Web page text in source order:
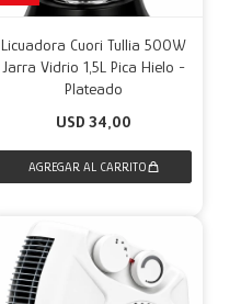
Licuadora Cuori Tullia 500W
Jarra Vidrio 1,5L Pica Hielo -
Plateado
USD 34,00